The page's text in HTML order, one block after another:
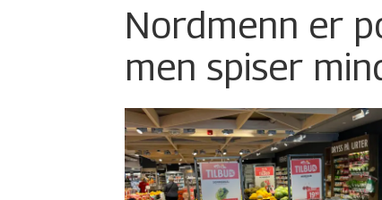
Nordmenn er
men spiser